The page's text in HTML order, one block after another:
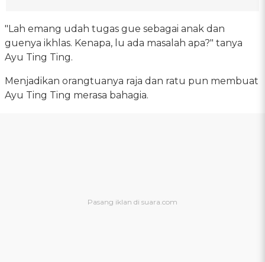
"Lah emang udah tugas gue sebagai anak dan
guenya ikhlas. Kenapa, lu ada masalah apa?" tanya
Ayu Ting Ting.
Menjadikan orangtuanya raja dan ratu pun membuat
Ayu Ting Ting merasa bahagia.